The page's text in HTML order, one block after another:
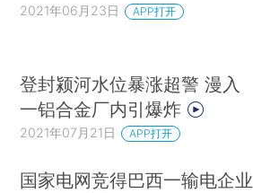
2021年06月23日 APP打开
登封颍河水位暴涨超警 漫入
一铝合金厂内引爆炸
2021年07月21日 APP打开
国家电网竞得巴西一输电企业